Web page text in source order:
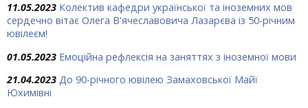
11.05.2023 Колектив кафедри української та іноземних мов
сердечно вітає Олега В'ячеславовича Лазарєва із 50-річним
ювілеєм!
01.05.2023 Емоційна рефлексія на заняттях з іноземної мови
21.04.2023 До 90-річного ювілею Замаховської Майї
Юхимівні